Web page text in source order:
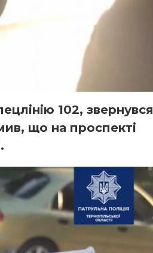
102, звернувся
що на проспекті